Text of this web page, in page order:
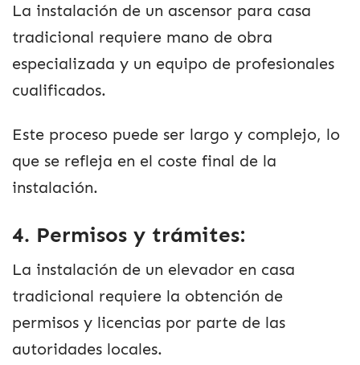
La instalación de un ascensor para casa
tradicional requiere mano de obra
especializada y un equipo de profesionales
cualificados.
Este proceso puede ser largo y complejo, lo
que se refleja en el coste final de la
instalación.
4. Permisos y trámites:
La instalación de un elevador en casa
tradicional requiere la obtención de
permisos y licencias por parte de las
autoridades locales.